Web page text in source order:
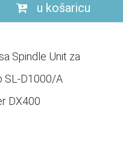
u košaricu
Spindle Unit za
SL-D1000/A
DX400